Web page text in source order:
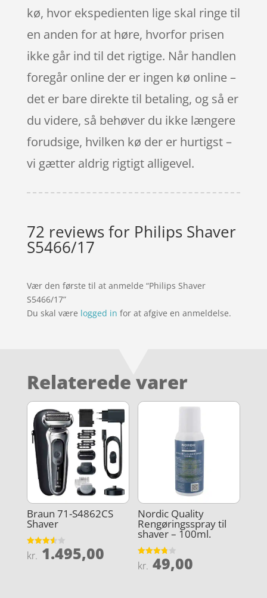
kø, hvor ekspedienten lige skal ringe til
en anden for at høre, hvorfor prisen
ikke går ind til det rigtige. Når handlen
foregår online der er ingen kø online –
det er bare direkte til betaling, og så er
du videre, så behøver du ikke længere
forudsige, hvilken kø der er hurtigst –
vi gætter aldrig rigtigt alligevel.
72 reviews for Philips Shaver
S5466/17
Vær den første til at anmelde “Philips Shaver
S5466/17”
Du skal være logged in for at afgive en anmeldelse.
Relaterede varer
Braun 71-S4862CS
Shaver
Vurderet
3.6
kr. 1.495,00
Nordic Quality
Rengøringsspray til
shaver – 100ml.
Vurderet
3.8
kr. 49,00